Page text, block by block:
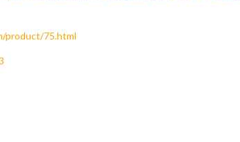
product/75.html